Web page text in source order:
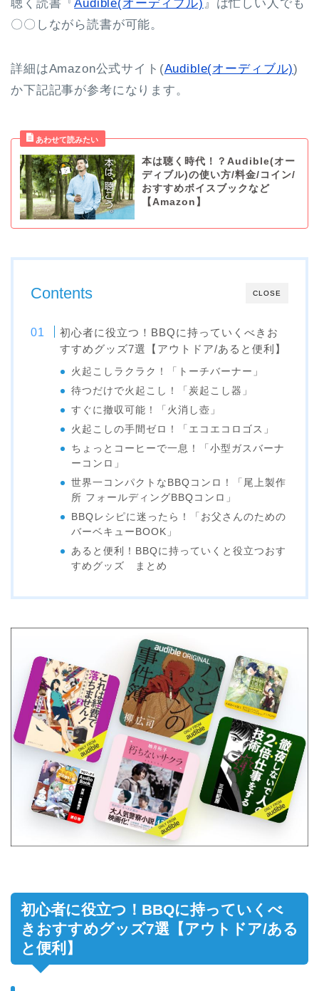
聴く読書『Audible(オーディブル) 』は忙しい人でも
〇〇しながら読書が可能。
詳細はAmazon公式サイト(Audible(オーディブル))
か下記記事が参考になります。
本は聴く時代！？Audible(オー
ディブル)の使い方/料金/コイン/
おすすめボイスブックなど
【Amazon】
CLOSE
Contents
初心者に役立つ！BBQに持っていくべきお
すすめグッズ7選【アウトドア/あると便利】
火起こしラクラク！「トーチバーナー」
待つだけで火起こし！「炭起こし器」
すぐに撤収可能！「火消し壺」
火起こしの手間ゼロ！「エコエコロゴス」
ちょっとコーヒーで一息！「小型ガスバーナ
ーコンロ」
世界一コンパクトなBBQコンロ！「尾上製作
所 フォールディングBBQコンロ」
BBQレシピに迷ったら！「お父さんのための
バーベキューBOOK」
あると便利！BBQに持っていくと役立つおす
すめグッズ まとめ
初心者に役立つ！BBQに持っていくべ
きおすすめグッズ7選【アウトドア/ある
と便利】